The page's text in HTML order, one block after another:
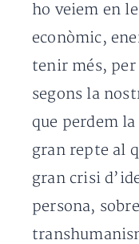
ho veiem en
econòmic,
tenir més,
segons la
que perdem
gran repte al
gran crisi
persona,